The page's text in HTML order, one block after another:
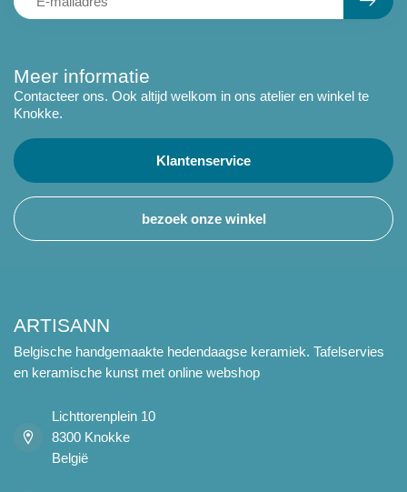
Meer informatie
Contacteer ons. Ook altijd welkom in ons atelier en winkel te
Knokke.
Klantenservice
bezoek onze winkel
ARTISANN
Belgische handgemaakte hedendaagse keramiek. Tafelservies
en keramische kunst met online webshop
Lichttorenplein 10
8300 Knokke
België